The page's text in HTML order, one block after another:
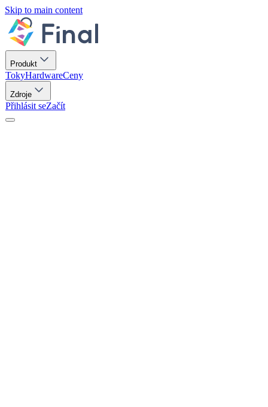
Skip to main content
Produkt
TokyHardwareCeny
Zdroje
Přihlásit seZačít